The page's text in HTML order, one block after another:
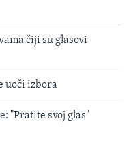
čiji su glasovi
uoči izbora
"Pratite svoj glas"